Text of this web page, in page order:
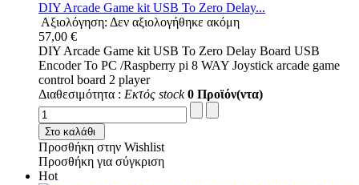
DIY Arcade Game kit USB To Zero Delay...
Αξιολόγηση: Δεν αξιολογήθηκε ακόμη
57,00 €
DIY Arcade Game kit USB To Zero Delay Board USB
Encoder To PC /Raspberry pi 8 WAY Joystick arcade game
control board 2 player
Διαθεσιμότητα : Εκτός stock 0 Προϊόν(ντα)
Στο καλάθι
Προσθήκη στην Wishlist
Προσθήκη για σύγκριση
Hot